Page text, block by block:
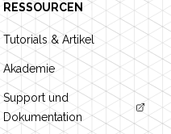
RESSOURCEN
Tutorials & Artikel
Akademie
Support und
Dokumentation